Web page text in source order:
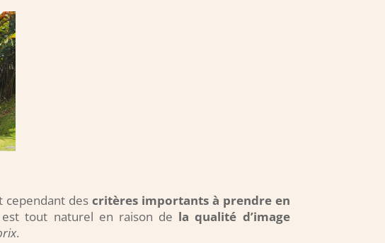
cependant des critères importants à prendre en
est tout naturel en raison de la qualité d’image
.